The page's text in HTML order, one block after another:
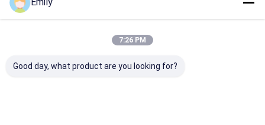
7:26 PM
Good day, what product are you looking for?